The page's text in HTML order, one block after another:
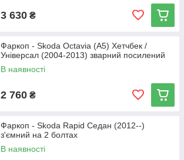
3 630 ₴
Фаркоп - Skoda Octavia (A5) Хетчбек /
Універсал (2004-2013) зварний посилений
В наявності
2 760 ₴
Фаркоп - Skoda Rapid Седан (2012--)
з'ємний на 2 болтах
В наявності